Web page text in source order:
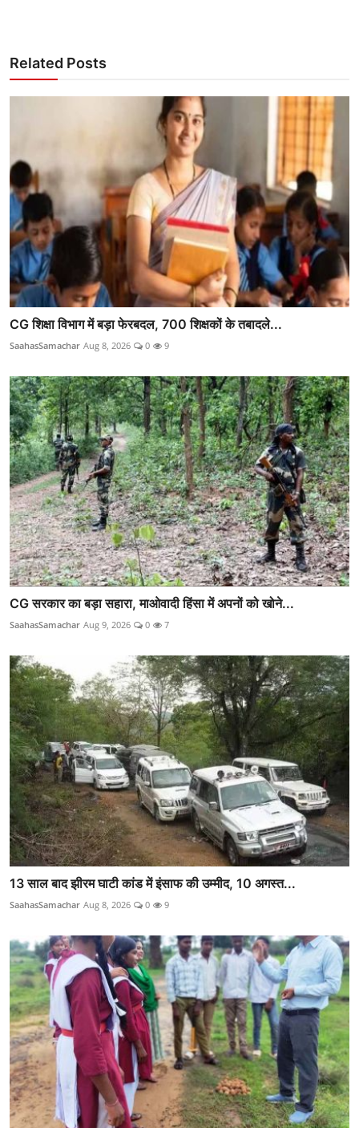
Related Posts
CG शिक्षा विभाग में बड़ा फेरबदल, 700 शिक्षकों के तबादले...
SaahasSamachar Aug 8, 2026 0 9
CG सरकार का बड़ा सहारा, माओवादी हिंसा में अपनों को खोने...
SaahasSamachar Aug 9, 2026 0 7
13 साल बाद झीरम घाटी कांड में इंसाफ की उम्मीद, 10 अगस्त...
SaahasSamachar Aug 8, 2026 0 9